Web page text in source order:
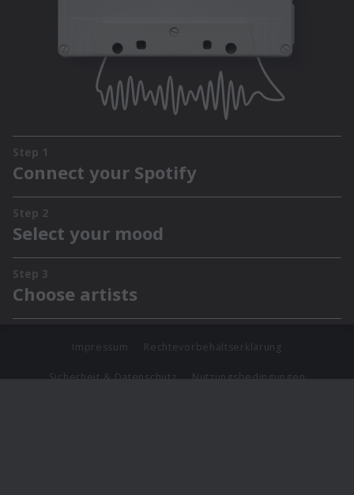
Impressum Rechtevorbehaltserklärung
Sicherheit & Datenschutz Nutzungsbedingungen